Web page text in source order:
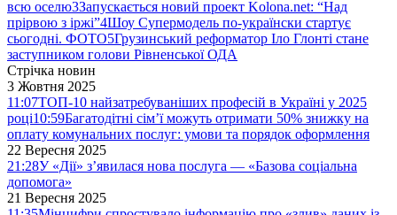
всю оселю3Запускається новий проект Kolona.net: “Над
прірвою з іржі”4Шоу Супермодель по-українски стартує
сьогодні. ФОТО5Грузинський реформатор Іло Глонті стане
заступником голови Рівненської ОДА
Стрічка новин
3 Жовтня 2025
11:07ТОП-10 найзатребуваніших професій в Україні у 2025
році10:59Багатодітні сім’ї можуть отримати 50% знижку на
оплату комунальних послуг: умови та порядок оформлення
22 Вересня 2025
21:28У «Дії» з’явилася нова послуга — «Базова соціальна
допомога»
21 Вересня 2025